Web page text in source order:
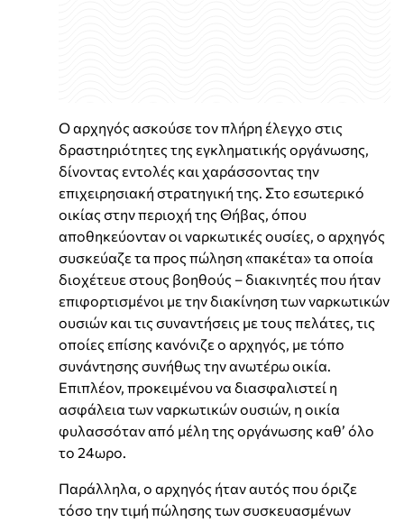
Ο αρχηγός ασκούσε τον πλήρη έλεγχο στις
δραστηριότητες της εγκληματικής οργάνωσης,
δίνοντας εντολές και χαράσσοντας την
επιχειρησιακή στρατηγική της. Στο εσωτερικό
οικίας στην περιοχή της Θήβας, όπου
αποθηκεύονταν οι ναρκωτικές ουσίες, ο αρχηγός
συσκεύαζε τα προς πώληση «πακέτα» τα οποία
διοχέτευε στους βοηθούς – διακινητές που ήταν
επιφορτισμένοι με την διακίνηση των ναρκωτικών
ουσιών και τις συναντήσεις με τους πελάτες, τις
οποίες επίσης κανόνιζε ο αρχηγός, με τόπο
συνάντησης συνήθως την ανωτέρω οικία.
Επιπλέον, προκειμένου να διασφαλιστεί η
ασφάλεια των ναρκωτικών ουσιών, η οικία
φυλασσόταν από μέλη της οργάνωσης καθ’ όλο
το 24ωρο.
Παράλληλα, ο αρχηγός ήταν αυτός που όριζε
τόσο την τιμή πώλησης των συσκευασμένων